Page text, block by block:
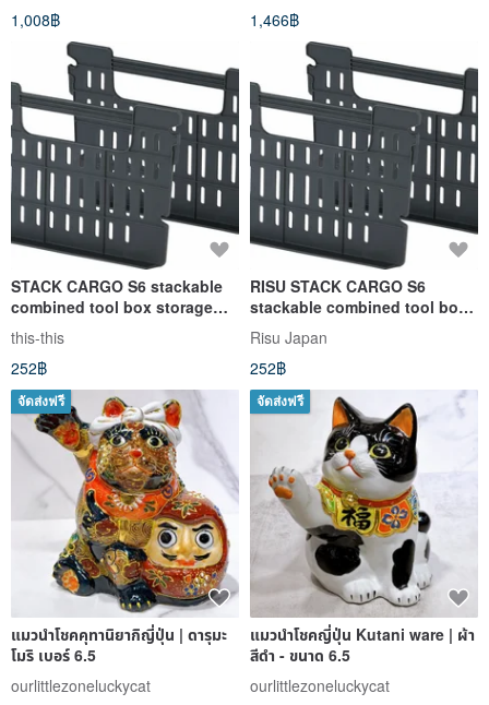
1,008฿
1,466฿
STACK CARGO S6 stackable
combined tool box storage
box 6.5L special partition
this-this
252฿
RISU STACK CARGO S6
stackable combined tool box
storage box 6.5L special
partition
Risu Japan
252฿
จัดส่งฟรี
แมวนำโชคคุทานิยากิญี่ปุ่น | ดารุมะ
โมริ เบอร์ 6.5
ourlittlezoneluckycat
จัดส่งฟรี
แมวนำโชคญี่ปุ่น Kutani ware | ผ้า
สีดำ - ขนาด 6.5
ourlittlezoneluckycat